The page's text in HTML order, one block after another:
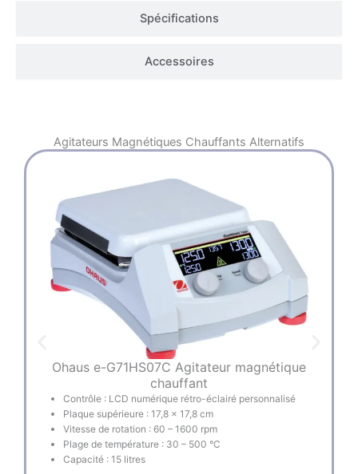
Spécifications
Accessoires
Agitateurs Magnétiques Chauffants Alternatifs
Ohaus e-G71HS07C Agitateur magnétique
chauffant
Contrôle : LCD numérique rétro-éclairé personnalisé
Plaque supérieure : 17,8 x 17,8 cm
Vitesse de rotation : 60 – 1600 rpm
Plage de température : 30 – 500 °C
Capacité : 15 litres